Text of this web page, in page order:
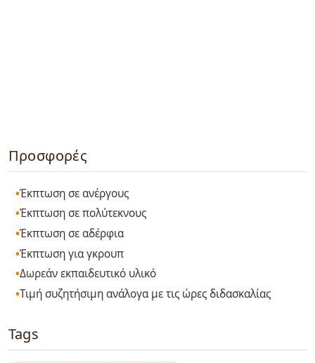
Προσφορές
Έκπτωση σε ανέργους
Έκπτωση σε πολύτεκνους
Έκπτωση σε αδέρφια
Έκπτωση για γκρουπ
Δωρεάν εκπαιδευτικό υλικό
Τιμή συζητήσιμη ανάλογα με τις ώρες διδασκαλίας
Tags